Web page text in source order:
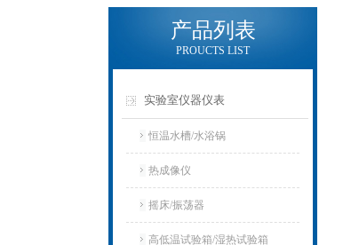
产品列表
PROUCTS LIST
实验室仪器仪表
恒温水槽/水浴锅
热成像仪
摇床/振荡器
高低温试验箱/湿热试验箱